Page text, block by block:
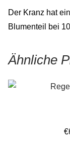
Der Kranz hat
Blumenteil bei
Ähnliche
€